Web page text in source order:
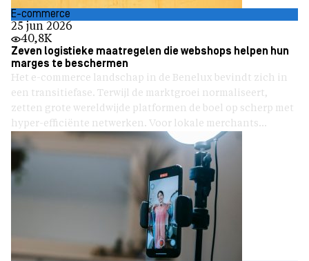
E-commerce
25 jun 2026
40,8K
Zeven logistieke maatregelen die webshops helpen hun
marges te beschermen
Het e-commerce landschap in de Benelux bevindt zich in
een transitiefase. Terwijl de marktgroei normaliseert,
zetten grote wereldwijde platformen de boel op scherp met
hyper-efficiënte netwerken. Voor lokale merchants...